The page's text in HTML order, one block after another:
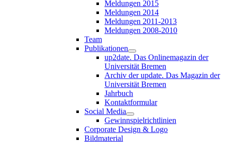
Meldungen 2015
Meldungen 2014
Meldungen 2011-2013
Meldungen 2008-2010
Team
Publikationen
up2date. Das Onlinemagazin der
Universität Bremen
Archiv der update. Das Magazin der
Universität Bremen
Jahrbuch
Kontaktformular
Social Media
Gewinnspielrichtlinien
Corporate Design & Logo
Bildmaterial